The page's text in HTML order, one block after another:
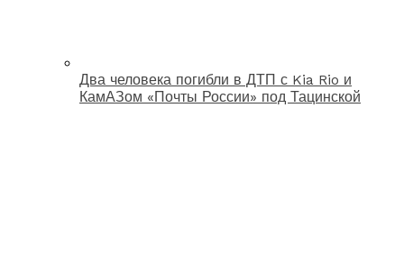
Два человека погибли в ДТП с Kia Rio и
КамАЗом «Почты России» под Тацинской